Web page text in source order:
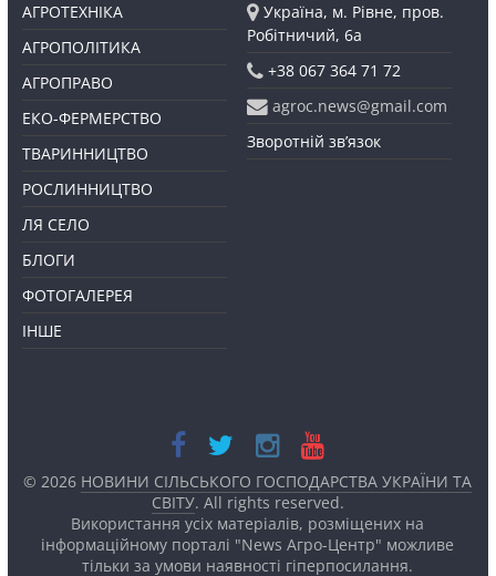
АГРОТЕХНІКА
АГРОПОЛІТИКА
АГРОПРАВО
ЕКО-ФЕРМЕРСТВО
ТВАРИННИЦТВО
РОСЛИННИЦТВО
ЛЯ СЕЛО
БЛОГИ
ФОТОГАЛЕРЕЯ
ІНШЕ
Україна, м. Рівне, пров.
Робітничий, 6а
+38 067 364 71 72
agroc.news@gmail.com
Зворотній зв’язок
© 2026 НОВИНИ СІЛЬСЬКОГО ГОСПОДАРСТВА УКРАЇНИ ТА
СВІТУ. All rights reserved.
Використання усіх матеріалів, розміщених на
інформаційному порталі "News Агро-Центр" можливе
тільки за умови наявності гіперпосилання.